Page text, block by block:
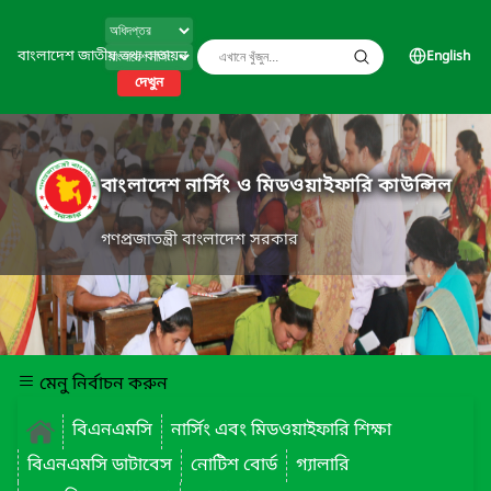
বাংলাদেশ জাতীয় তথ্য বাতায়ন
দেখুন
English
বাংলাদেশ নার্সিং ও মিডওয়াইফারি কাউন্সিল
গণপ্রজাতন্ত্রী বাংলাদেশ সরকার
মেনু নির্বাচন করুন
বিএনএমসি
নার্সিং এবং মিডওয়াইফারি শিক্ষা
বিএনএমসি ডাটাবেস
নোটিশ বোর্ড
গ্যালারি